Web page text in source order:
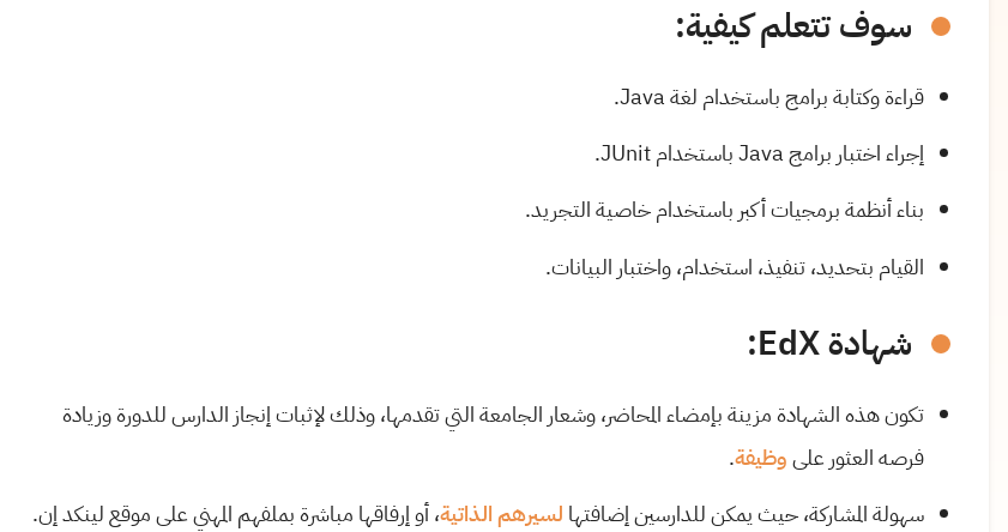
سوف تتعلم كيفية:
قراءة وكتابة برامج باستخدام لغة Java.
إجراء اختبار برامج Java باستخدام JUnit.
بناء أنظمة برمجيات أكبر باستخدام خاصية التجريد.
القيام بتحديد، تنفيذ، استخدام، واختبار البيانات.
شهادة EdX:
تكون هذه الشهادة مزينة بإمضاء المحاضر، وشعار الجامعة التي تقدمها، وذلك لإثبات إنجاز الدارس للدورة وزيادة
فرصه العثور علىوظيفة.
سهولة المشاركة، حيث يمكن للدارسين إضافتها لسيرهم الذاتية، أو إرفاقها مباشرة بملفهم المهني على موقع لينكد إن.